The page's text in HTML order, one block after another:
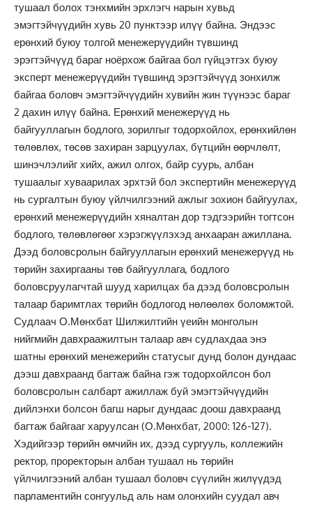
тушаал болох тэнхмийн эрхлэгч нарын хувьд
эмэгтэйчүүдийн хувь 20 пунктээр илүү байна. Эндээс
ерөнхий буюу толгой менежерүүдийн түвшинд
эрэгтэйчүүд бараг ноёрхож байгаа бол гүйцэтгэх буюу
эксперт менежерүүдийн түвшинд эрэгтэйчүүд зонхилж
байгаа боловч эмэгтэйчүүдийн хувийн жин түүнээс бараг
2 дахин илүү байна. Ерөнхий менежерүүд нь
байгууллагын бодлого, зорилгыг тодорхойлох, ерөнхийлөн
төлөвлөх, төсөв захиран зарцуулах, бүтцийн өөрчлөлт,
шинэчлэлийг хийх, ажил олгох, байр суурь, албан
тушаалыг хуваарилах эрхтэй бол экспертийн менежерүүд
нь сургалтын буюу үйлчилгээний ажлыг зохион байгуулах,
ерөнхий менежерүүдийн хяналтан дор тэдгээрийн тогтсон
бодлого, төлөвлөгөөг хэрэгжүүлэхэд анхааран ажиллана.
Дээд боловсролын байгууллагын ерөнхий менежерүүд нь
төрийн захиргааны төв байгууллага, бодлого
боловсруулагчтай шууд харилцах ба дээд боловсролын
талаар баримтлах төрийн бодлогод нөлөөлөх боломжтой.
Судлаач О.Мөнхбат Шилжилтийн үеийн монголын
нийгмийн давхраажилтын талаар авч судлахдаа энэ
шатны ерөнхий менежерийн статусыг дунд болон дундаас
дээш давхраанд багтаж байна гэж тодорхойлсон бол
боловсролын салбарт ажиллаж буй эмэгтэйчүүдийн
дийлэнхи болсон багш нарыг дундаас доош давхраанд
багтаж байгааг харуулсан (О.Мөнхбат, 2000: 126-127).
Хэдийгээр төрийн өмчийн их, дээд сургууль, коллежийн
ректор, проректорын албан тушаал нь төрийн
үйлчилгээний албан тушаал боловч сүүлийн жилүүдэд
парламентийн сонгуульд аль нам олонхийн суудал авч